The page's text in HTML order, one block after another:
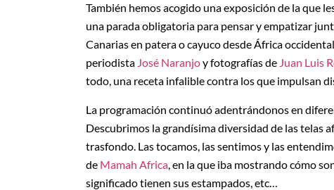
También hemos acogido una exposición de la que
una parada obligatoria para pensar y empatizar
Canarias en patera o cayuco desde África
periodista José Naranjoy fotografías de Juan Luis
todo, una receta infalible contra los que impulsan
La programación continuó adentrándonos en
Descubrimos la grandísima diversidad de las telas
trasfondo. Las tocamos, las sentimos y las
de Mamah Africa , en la que iba mostrando cómo
significado tienen sus estampados, etc…